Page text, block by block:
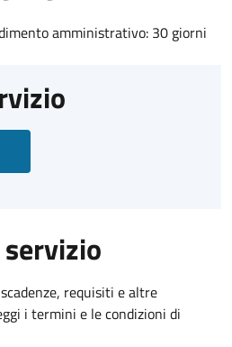
amministrativo: 30 giorni
requisiti e altre
i termini e le condizioni di